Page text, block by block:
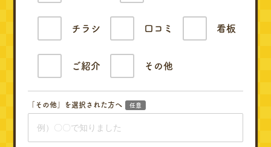
チラシ 口コミ 看板
ご紹介 その他
「その他」を選択された方へ 任意